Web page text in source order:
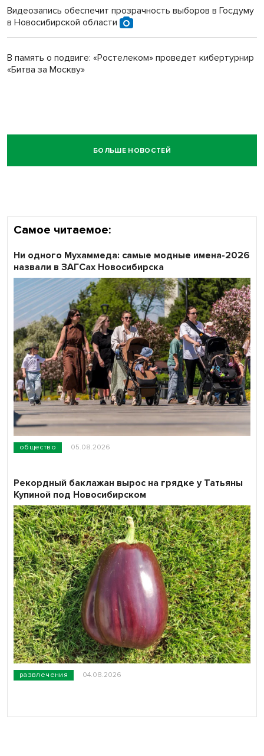
Видеозапись обеспечит прозрачность выборов в Госдуму
в Новосибирской области
В память о подвиге: «Ростелеком» проведет кибертурнир
«Битва за Москву»
БОЛЬШЕ НОВОСТЕЙ
Самое читаемое:
общество 05.08.2026
Ни одного Мухаммеда: самые модные имена-2026
назвали в ЗАГСах Новосибирска
развлечения 04.08.2026
Рекордный баклажан вырос на грядке у Татьяны
Купиной под Новосибирском